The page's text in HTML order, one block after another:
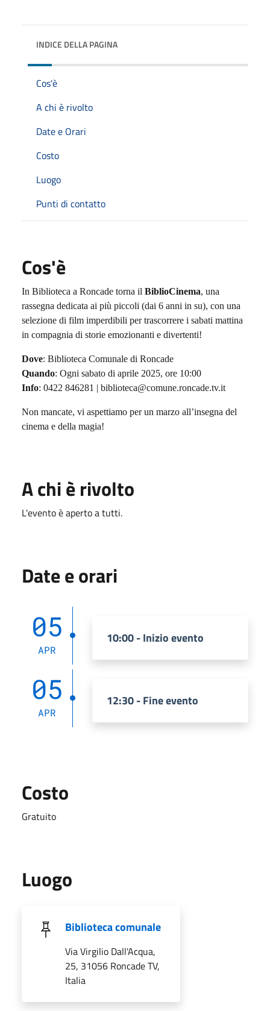
INDICE DELLA PAGINA
Cos'è
A chi è rivolto
Date e Orari
Costo
Luogo
Punti di contatto
Cos'è
In Biblioteca a Roncade torna il BiblioCinema, una
rassegna dedicata ai più piccoli (dai 6 anni in su), con una
selezione di film imperdibili per trascorrere i sabati mattina
in compagnia di storie emozionanti e divertenti!
Dove: Biblioteca Comunale di Roncade
Quando: Ogni sabato di aprile 2025, ore 10:00
Info: 0422 846281 | biblioteca@comune.roncade.tv.it
Non mancate, vi aspettiamo per un marzo all’insegna del
cinema e della magia!
A chi è rivolto
L'evento è aperto a tutti.
Date e orari
05
APR
10:00 - Inizio evento
05
APR
12:30 - Fine evento
Costo
Gratuito
Luogo
Biblioteca comunale
Via Virgilio Dall'Acqua,
25, 31056 Roncade TV,
Italia